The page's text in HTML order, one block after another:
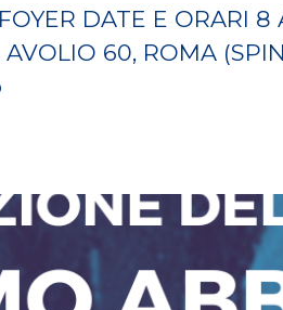
DATE E ORARI
60, ROMA